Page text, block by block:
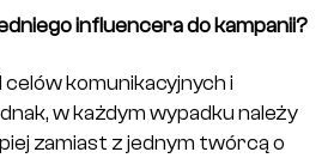
influencera do kampanii?
komunikacyjnych i
w każdym wypadku należy
zamiast z jednym twórcą o